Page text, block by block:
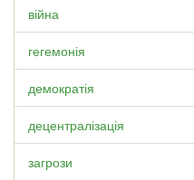
війна
гегемонія
демократія
децентралізація
загрози